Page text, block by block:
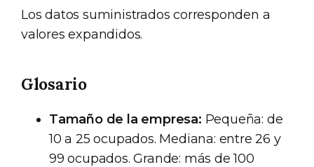
Los datos suministrados corresponden a
valores expandidos.
Glosario
Tamaño de la empresa: Pequeña: de
10 a 25 ocupados. Mediana: entre 26 y
99 ocupados. Grande: más de 100